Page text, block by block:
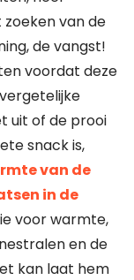
van de
de vangst!
voordat deze
uit of de prooi
snack is,
van de
in de
voor warmte,
en de
kan laat hem